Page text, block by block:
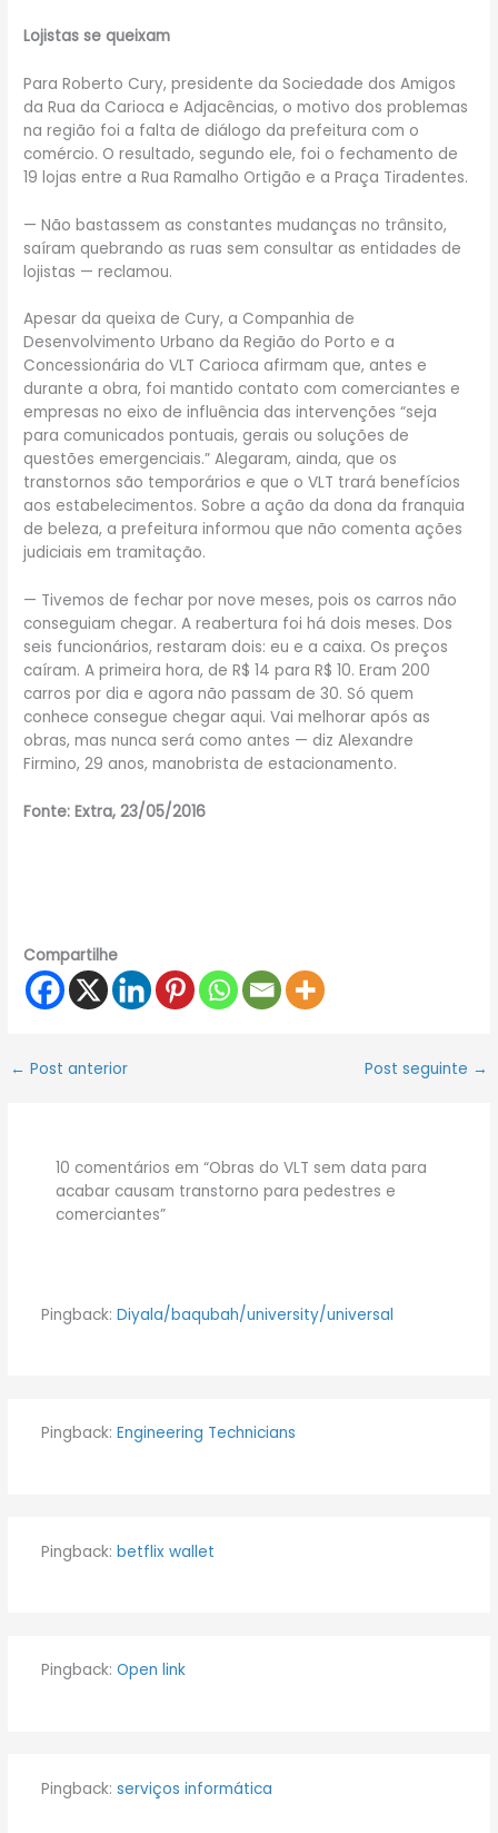
Lojistas se queixam
Para Roberto Cury, presidente da Sociedade dos Amigos
da Rua da Carioca e Adjacências, o motivo dos problemas
na região foi a falta de diálogo da prefeitura com o
comércio. O resultado, segundo ele, foi o fechamento de
19 lojas entre a Rua Ramalho Ortigão e a Praça Tiradentes.
— Não bastassem as constantes mudanças no trânsito,
saíram quebrando as ruas sem consultar as entidades de
lojistas — reclamou.
Apesar da queixa de Cury, a Companhia de
Desenvolvimento Urbano da Região do Porto e a
Concessionária do VLT Carioca afirmam que, antes e
durante a obra, foi mantido contato com comerciantes e
empresas no eixo de influência das intervenções “seja
para comunicados pontuais, gerais ou soluções de
questões emergenciais.” Alegaram, ainda, que os
transtornos são temporários e que o VLT trará benefícios
aos estabelecimentos. Sobre a ação da dona da franquia
de beleza, a prefeitura informou que não comenta ações
judiciais em tramitação.
— Tivemos de fechar por nove meses, pois os carros não
conseguiam chegar. A reabertura foi há dois meses. Dos
seis funcionários, restaram dois: eu e a caixa. Os preços
caíram. A primeira hora, de R$ 14 para R$ 10. Eram 200
carros por dia e agora não passam de 30. Só quem
conhece consegue chegar aqui. Vai melhorar após as
obras, mas nunca será como antes — diz Alexandre
Firmino, 29 anos, manobrista de estacionamento.
Fonte: Extra, 23/05/2016
Compartilhe
← Post anterior Post seguinte →
10 comentários em “Obras do VLT sem data para
acabar causam transtorno para pedestres e
comerciantes”
Pingback: Diyala/baqubah/university/universal
Pingback: Engineering Technicians
Pingback: betflix wallet
Pingback: Open link
Pingback: serviços informática